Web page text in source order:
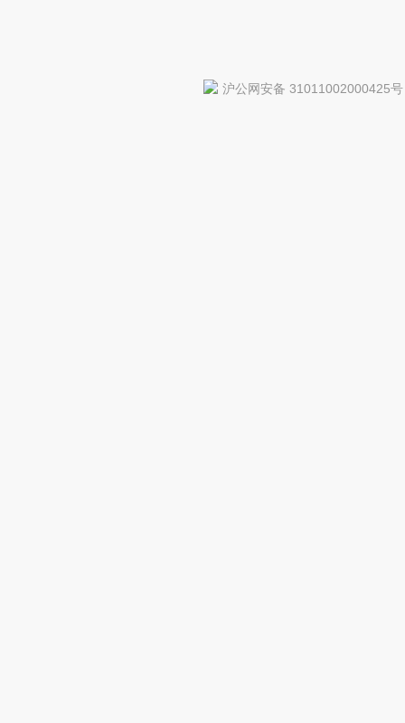
沪公网安备 31011002000425号